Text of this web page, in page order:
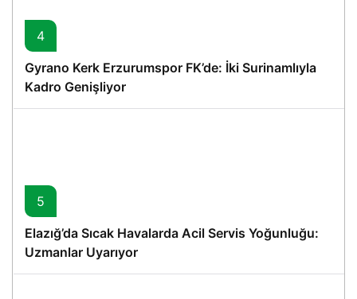
4
Gyrano Kerk Erzurumspor FK’de: İki Surinamlıyla
Kadro Genişliyor
5
Elazığ’da Sıcak Havalarda Acil Servis Yoğunluğu:
Uzmanlar Uyarıyor